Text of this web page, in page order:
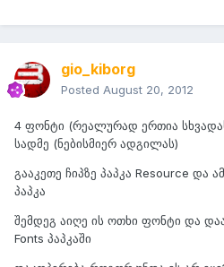
gio_kiborg
Posted August 20, 2012
4 ფონტი (რეალურად ერთია
სადმე (ნებისმიერ ადგილას)
გააკეთე ჩიპზე პაპკა Resource და
პაპკა
შემდეგ აიღე ის ოთხი ფონტი და
Fonts პაპკაში